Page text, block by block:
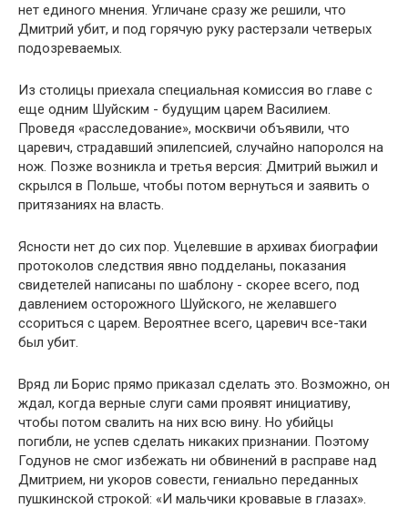
нет единого мнения. Угличане сразу же решили, что
Дмитрий убит, и под горячую руку растерзали четверых
подозреваемых.
Из столицы приехала специальная комиссия во главе с
еще одним Шуйским - будущим царем Василием.
Проведя «расследование», москвичи объявили, что
царевич, страдавший эпилепсией, случайно напоролся на
нож. Позже возникла и третья версия: Дмитрий выжил и
скрылся в Польше, чтобы потом вернуться и заявить о
притязаниях на власть.
Ясности нет до сих пор. Уцелевшие в архивах биографии
протоколов следствия явно подделаны, показания
свидетелей написаны по шаблону - скорее всего, под
давлением осторожного Шуйского, не желавшего
ссориться с царем. Вероятнее всего, царевич все-таки
был убит.
Вряд ли Борис прямо приказал сделать это. Возможно, он
ждал, когда верные слуги сами проявят инициативу,
чтобы потом свалить на них всю вину. Но убийцы
погибли, не успев сделать никаких признании. Поэтому
Годунов не смог избежать ни обвинений в расправе над
Дмитрием, ни укоров совести, гениально переданных
пушкинской строкой: «И мальчики кровавые в глазах».